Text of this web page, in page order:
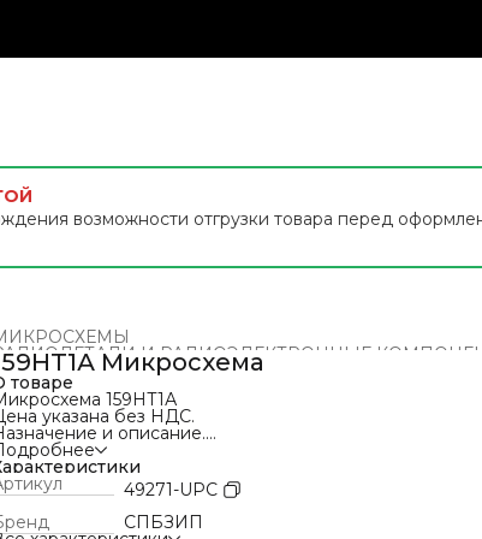
возможности отгрузки товара перед
И РАДИОЭЛЕКТРОННЫЕ
Микросхема
товаре
159НТ1А
указана без НДС.
и описание.
159НТ1А представляют собой матрицу из
p-n транзисторов (для построения дифференциальных
по биполярной технологии и
работы в электронной аппаратуре специального
49271-UPC
СПБЗИП